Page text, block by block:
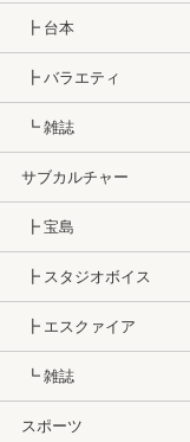
┣ 台本
┣ バラエティ
┗ 雑誌
サブカルチャー
┣ 宝島
┣ スタジオボイス
┣ エスクァイア
┗ 雑誌
スポーツ